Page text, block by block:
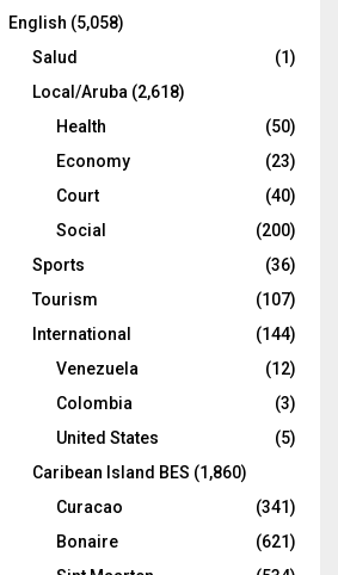
English (5,058)
Salud
(1)
Local/Aruba (2,618)
Health
(50)
Economy
(23)
Court
(40)
Social
(200)
Sports
(36)
Tourism
(107)
International
(144)
Venezuela
(12)
Colombia
(3)
United States
(5)
Caribean Island BES (1,860)
Curacao
(341)
Bonaire
(621)